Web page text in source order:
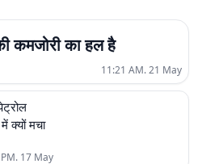
कमजोरी का हल है
11:21 AM. 21 May
क्यों मचा
17 May